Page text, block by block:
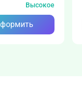
Высокое